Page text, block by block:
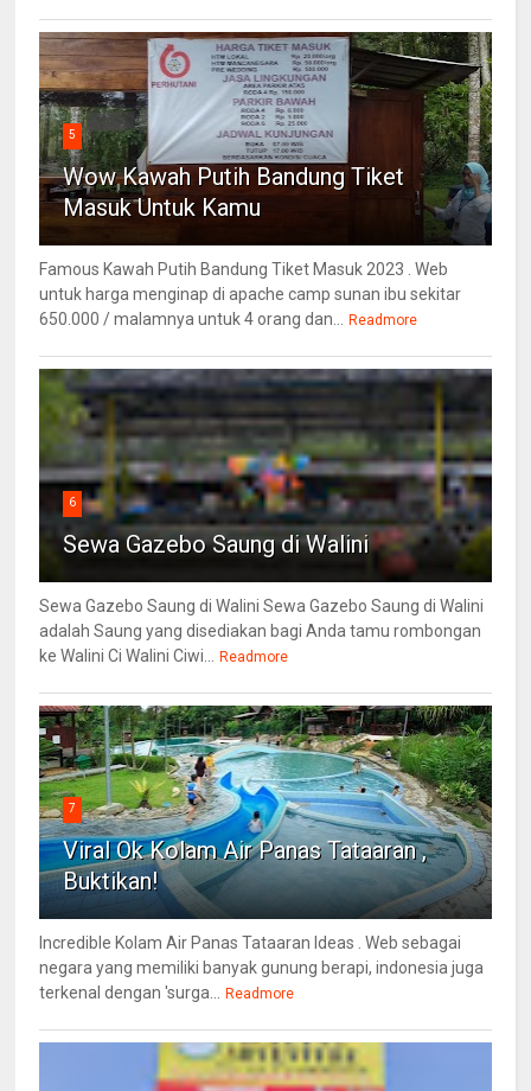
5
Wow Kawah Putih Bandung Tiket
Masuk Untuk Kamu
Famous Kawah Putih Bandung Tiket Masuk 2023 . Web
untuk harga menginap di apache camp sunan ibu sekitar
650.000 / malamnya untuk 4 orang dan...
Readmore
6
Sewa Gazebo Saung di Walini
Sewa Gazebo Saung di Walini Sewa Gazebo Saung di Walini
adalah Saung yang disediakan bagi Anda tamu rombongan
ke Walini Ci Walini Ciwi...
Readmore
7
Viral Ok Kolam Air Panas Tataaran ,
Buktikan!
Incredible Kolam Air Panas Tataaran Ideas . Web sebagai
negara yang memiliki banyak gunung berapi, indonesia juga
terkenal dengan 'surga...
Readmore